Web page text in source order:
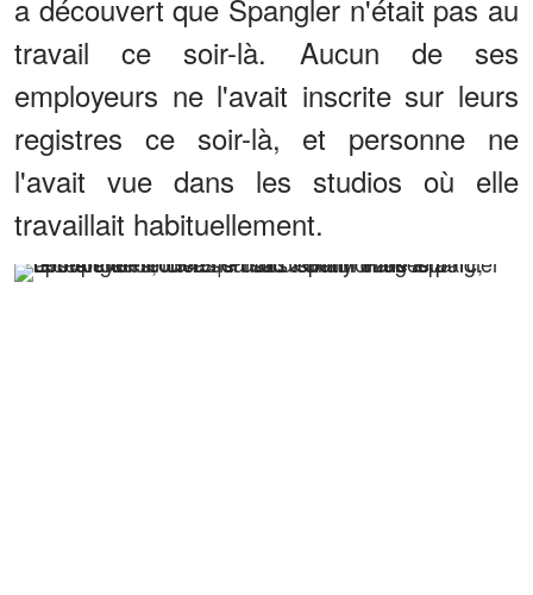
a découvert que Spangler n'était pas au
travail ce soir-là. Aucun de ses
employeurs ne l'avait inscrite sur leurs
registres ce soir-là, et personne ne
l'avait vue dans les studios où elle
travaillait habituellement.